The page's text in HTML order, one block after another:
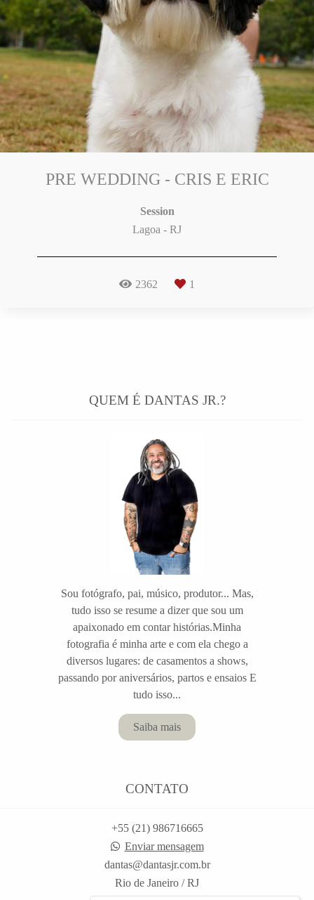
PRE WEDDING - CRIS E ERIC
Session
Lagoa - RJ
2362 1
QUEM É DANTAS JR.?
Sou fotógrafo, pai, músico, produtor... Mas,
tudo isso se resume a dizer que sou um
apaixonado em contar histórias.Minha
fotografia é minha arte e com ela chego a
diversos lugares: de casamentos a shows,
passando por aniversários, partos e ensaios E
tudo isso...
Saiba mais
CONTATO
+55 (21) 986716665
Enviar mensagem
dantas@dantasjr.com.br
Rio de Janeiro / RJ